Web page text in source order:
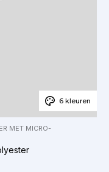
6 kleuren
MET MICRO-